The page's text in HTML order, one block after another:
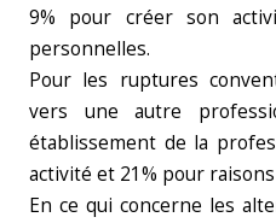
9% pour créer son
personnelles.
Pour les ruptures
vers une autre
établissement de la
activité et 21% pour
En ce qui concerne les